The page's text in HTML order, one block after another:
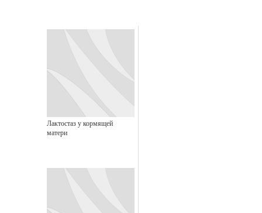
Лактостаз у кормящей
матери